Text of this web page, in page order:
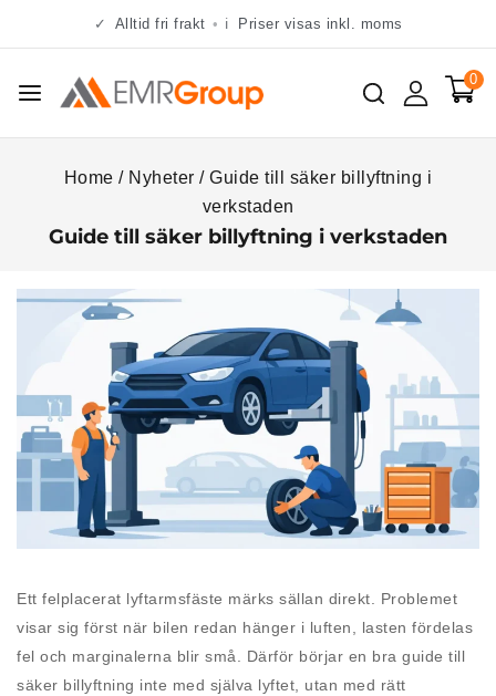
✓ Alltid fri frakt • ℹ Priser visas inkl. moms
0
Home / Nyheter / Guide till säker billyftning i
verkstaden
Guide till säker billyftning i verkstaden
Ett felplacerat lyftarmsfäste märks sällan direkt. Problemet
visar sig först när bilen redan hänger i luften, lasten fördelas
fel och marginalerna blir små. Därför börjar en bra guide till
säker billyftning inte med själva lyftet, utan med rätt